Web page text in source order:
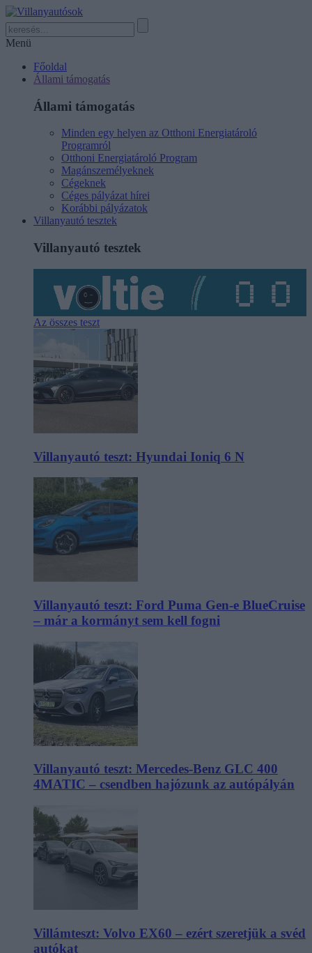
Menü
Főoldal
Állami támogatás
Állami támogatás
Minden egy helyen az Otthoni Energiatároló
Programról
Otthoni Energiatároló Program
Magánszemélyeknek
Cégeknek
Céges pályázat hírei
Korábbi pályázatok
Villanyautó tesztek
Villanyautó tesztek
Az összes teszt
Villanyautó teszt: Hyundai Ioniq 6 N
Villanyautó teszt: Ford Puma Gen-e BlueCruise
– már a kormányt sem kell fogni
Villanyautó teszt: Mercedes-Benz GLC 400
4MATIC – csendben hajózunk az autópályán
Villámteszt: Volvo EX60 – ezért szeretjük a svéd
autókat